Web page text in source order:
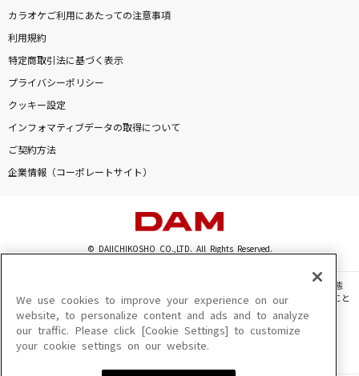
カラオケご利用にあたっての注意事項
利用規約
特定商取引法に基づく表示
プライバシーポリシー
クッキー設定
インフォマティブデータの取得について
ご契約方法
企業情報（コーポレートサイト）
© DAIICHIKOSHO CO.,LTD. All Rights Reserved.
このサイトに掲載されている一切の文章・画像・写真・動画・音声等を、手段や形態
を問わず、著作権法の定める範囲を超えて無断で複製、転載、ファイル化などすること
を禁じます。
楽曲及びコンテンツは、機種によりご利用いただけない場合があります。
楽曲及びコンテンツの配信日、配信内容が変更になる場合があります。
We use cookies to improve your experience on our
website, to personalize content and ads and to analyze
our traffic. Please click [Cookie Settings] to customize
your cookie settings on our website.